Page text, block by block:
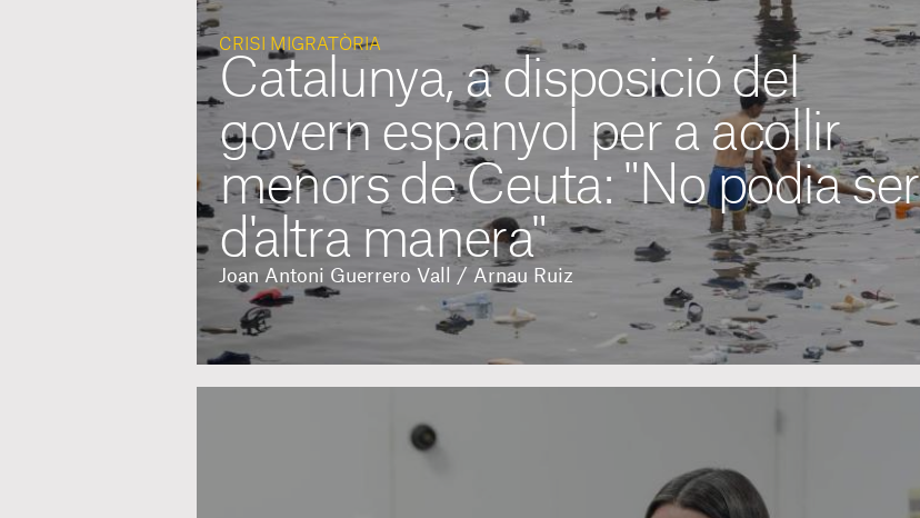
CRISI MIGRATÒRIA
Catalunya, a disposició del
govern espanyol per a acollir
menors de Ceuta: "No podia ser
d'altra manera"
Joan Antoni Guerrero Vall / Arnau Ruiz